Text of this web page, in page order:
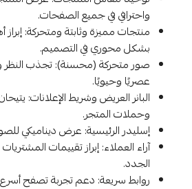
واحترافي في جميع الصفحات.
منتجات مميزة وثابتة ومتحركة:
بشكل محوري في التصميم.
صور متحركة (محسنة): تجذب النظر
عصريًا وحيويًا.
البانر العريض وشريط الإعلانات:
وحملات المتجر.
إسليدر الرئيسية: عرض ديناميكي
آراء العملاء: إبراز تقييمات
الجدد.
روابط سريعة: دعم تجربة تصفح